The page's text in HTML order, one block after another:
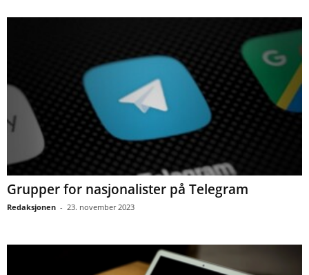
Grupper for nasjonalister på Telegram
Redaksjonen - 23. november 2023